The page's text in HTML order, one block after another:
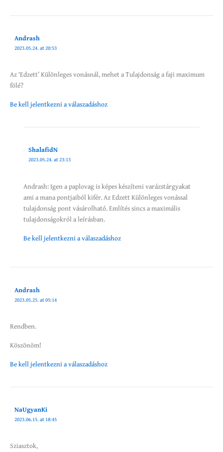
Andrash
2023.05.24. at 20:53
Az ‘Edzett’ Különleges vonásnál, mehet a Tulajdonság a faji maximum
fölé?
Be kell jelentkezni a válaszadáshoz
ShalafidN
2023.05.24. at 23:13
Andrash: Igen a paplovag is képes készíteni varázstárgyakat
ami a mana pontjaiból kifér. Az Edzett Különleges vonással
tulajdonság pont vásárolható. Említés sincs a maximális
tulajdonságokról a leírásban.
Be kell jelentkezni a válaszadáshoz
Andrash
2023.05.25. at 05:14
Rendben.
Köszönöm!
Be kell jelentkezni a válaszadáshoz
NaUgyanKi
2023.06.15. at 18:45
Sziasztok,